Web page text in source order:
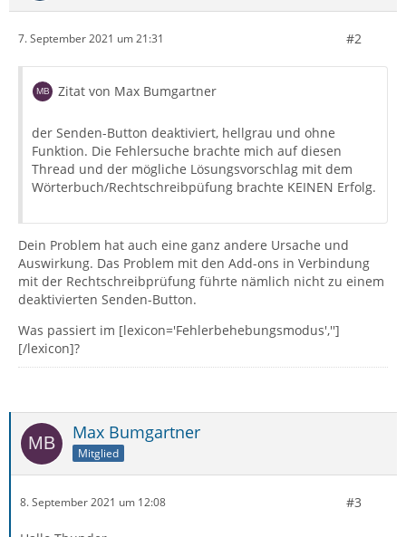
7. September 2021 um 21:31 #2
Zitat von Max Bumgartner
der Senden-Button deaktiviert, hellgrau und ohne
Funktion. Die Fehlersuche brachte mich auf diesen
Thread und der mögliche Lösungsvorschlag mit dem
Wörterbuch/Rechtschreibpüfung brachte KEINEN Erfolg.
Dein Problem hat auch eine ganz andere Ursache und
Auswirkung. Das Problem mit den Add-ons in Verbindung
mit der Rechtschreibprüfung führte nämlich nicht zu einem
deaktivierten Senden-Button.
Was passiert im [lexicon='Fehlerbehebungsmodus','']
[/lexicon]?
Max Bumgartner
Mitglied
8. September 2021 um 12:08 #3